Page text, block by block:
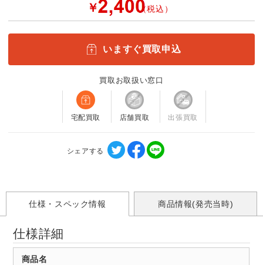
￥ （税込）
いますぐ買取申込
買取お取扱い窓口
宅配買取 店舗買取 出張買取
シェアする
仕様・スペック情報 商品情報(発売当時)
仕様詳細
商品名